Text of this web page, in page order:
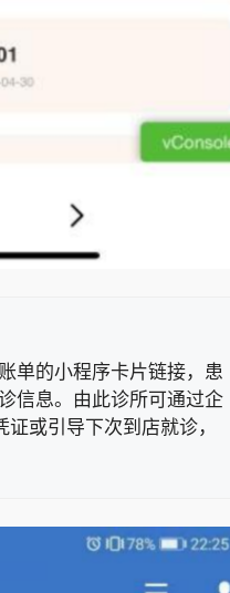
单的小程序卡片链接，患
信息。由此诊所可通过企
或引导下次到店就诊，